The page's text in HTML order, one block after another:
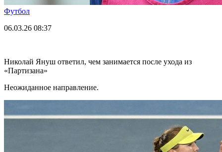
Футбол
06.03.26 08:37
Николай Януш ответил, чем занимается после ухода из
«Партизана»
Неожиданное направление.